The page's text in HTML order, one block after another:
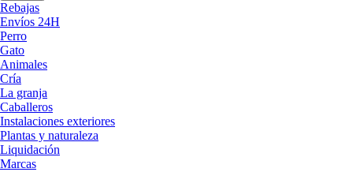
Rebajas
Envíos 24H
Perro
Gato
Animales
Cría
La granja
Caballeros
Instalaciones exteriores
Plantas y naturaleza
Liquidación
Marcas